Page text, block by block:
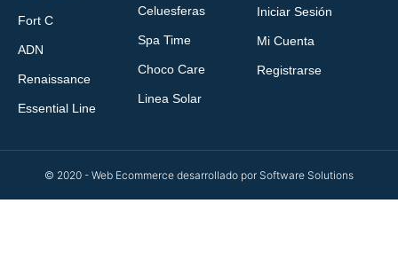
Fort C
ADN
Renaissance
Essential Line
Celuesferas
Spa Time
Choco Care
Linea Solar
Iniciar Sesión
Mi Cuenta
Registrarse
© 2020 - Web Ecommerce desarrollado por Software Solutions​